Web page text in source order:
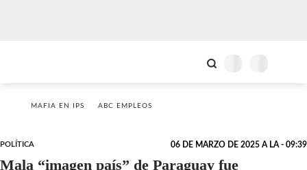
MAFIA EN IPS ABC EMPLEOS
POLÍTICA 06 DE MARZO DE 2025 A LA - 09:39
Mala “imagen país” de Paraguay fue